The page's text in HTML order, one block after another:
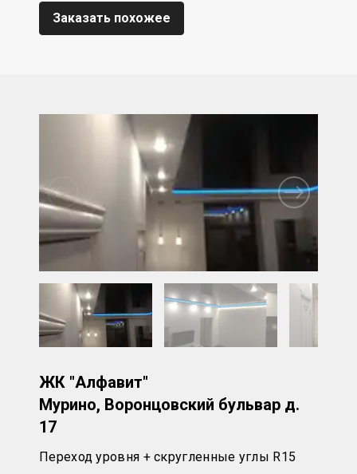
Заказать похожее
ЖК "Алфавит"
Мурино, Воронцовский бульвар д.
17
Переход уровня + скругленные углы R15